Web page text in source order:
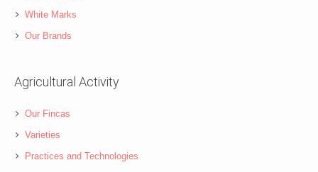
White Marks
Our Brands
Agricultural Activity
Our Fincas
Varieties
Practices and Technologies